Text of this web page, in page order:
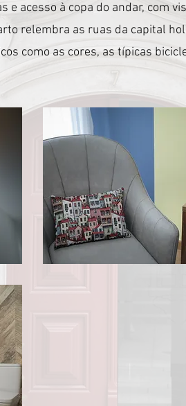
e acesso à copa do andar, com
relembra as ruas da capital
como as cores, as típicas